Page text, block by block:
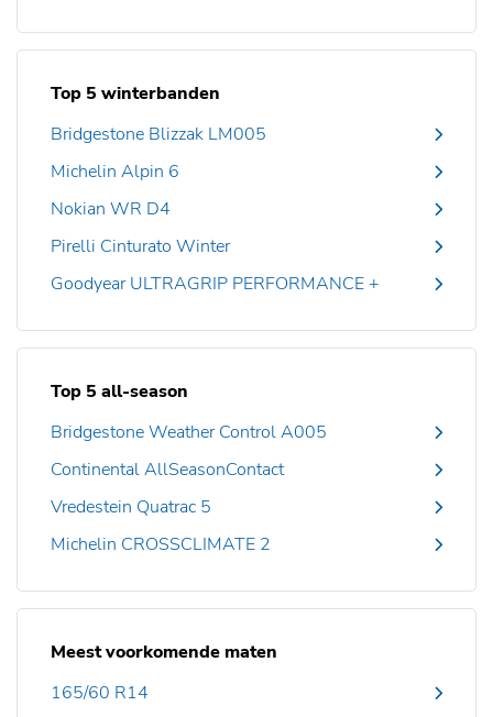
Top 5 winterbanden
Bridgestone Blizzak LM005
Michelin Alpin 6
Nokian WR D4
Pirelli Cinturato Winter
Goodyear ULTRAGRIP PERFORMANCE +
Top 5 all-season
Bridgestone Weather Control A005
Continental AllSeasonContact
Vredestein Quatrac 5
Michelin CROSSCLIMATE 2
Meest voorkomende maten
165/60 R14